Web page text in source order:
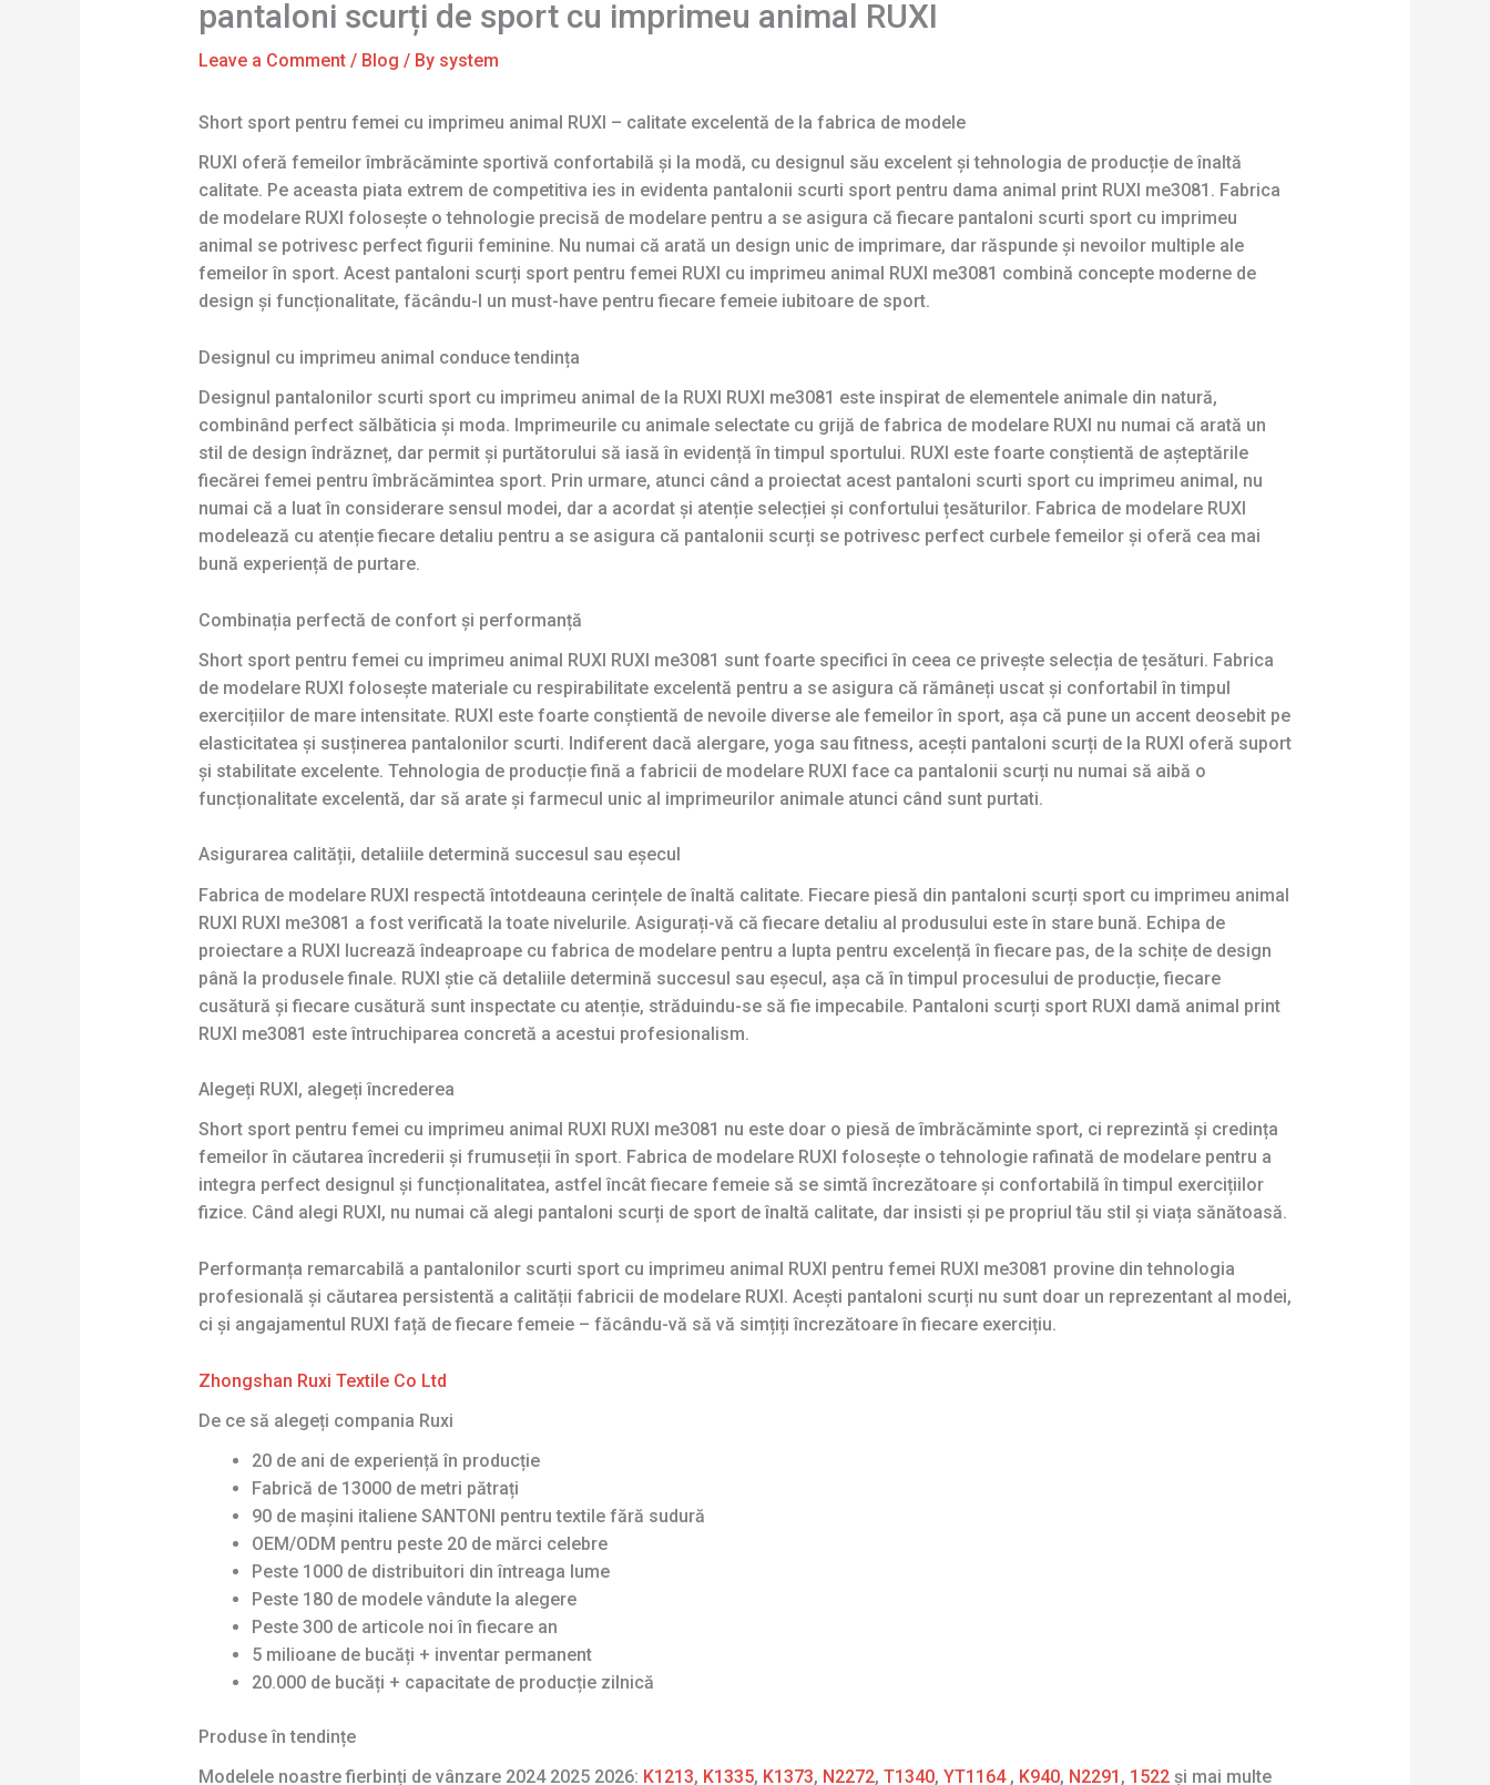
pantaloni scurți de sport cu imprimeu animal RUXI
Leave a Comment / Blog / By system
Short sport pentru femei cu imprimeu animal RUXI – calitate excelentă de la fabrica de modele
RUXI oferă femeilor îmbrăcăminte sportivă confortabilă și la modă, cu designul său excelent și tehnologia de producție de înaltă
calitate. Pe aceasta piata extrem de competitiva ies in evidenta pantalonii scurti sport pentru dama animal print RUXI me3081. Fabrica
de modelare RUXI folosește o tehnologie precisă de modelare pentru a se asigura că fiecare pantaloni scurti sport cu imprimeu
animal se potrivesc perfect figurii feminine. Nu numai că arată un design unic de imprimare, dar răspunde și nevoilor multiple ale
femeilor în sport. Acest pantaloni scurți sport pentru femei RUXI cu imprimeu animal RUXI me3081 combină concepte moderne de
design și funcționalitate, făcându-l un must-have pentru fiecare femeie iubitoare de sport.
Designul cu imprimeu animal conduce tendința
Designul pantalonilor scurti sport cu imprimeu animal de la RUXI RUXI me3081 este inspirat de elementele animale din natură,
combinând perfect sălbăticia și moda. Imprimeurile cu animale selectate cu grijă de fabrica de modelare RUXI nu numai că arată un
stil de design îndrăzneț, dar permit și purtătorului să iasă în evidență în timpul sportului. RUXI este foarte conștientă de așteptările
fiecărei femei pentru îmbrăcămintea sport. Prin urmare, atunci când a proiectat acest pantaloni scurti sport cu imprimeu animal, nu
numai că a luat în considerare sensul modei, dar a acordat și atenție selecției și confortului țesăturilor. Fabrica de modelare RUXI
modelează cu atenție fiecare detaliu pentru a se asigura că pantalonii scurți se potrivesc perfect curbele femeilor și oferă cea mai
bună experiență de purtare.
Combinația perfectă de confort și performanță
Short sport pentru femei cu imprimeu animal RUXI RUXI me3081 sunt foarte specifici în ceea ce privește selecția de țesături. Fabrica
de modelare RUXI folosește materiale cu respirabilitate excelentă pentru a se asigura că rămâneți uscat și confortabil în timpul
exercițiilor de mare intensitate. RUXI este foarte conștientă de nevoile diverse ale femeilor în sport, așa că pune un accent deosebit pe
elasticitatea și susținerea pantalonilor scurti. Indiferent dacă alergare, yoga sau fitness, acești pantaloni scurți de la RUXI oferă suport
și stabilitate excelente. Tehnologia de producție fină a fabricii de modelare RUXI face ca pantalonii scurți nu numai să aibă o
funcționalitate excelentă, dar să arate și farmecul unic al imprimeurilor animale atunci când sunt purtati.
Asigurarea calității, detaliile determină succesul sau eșecul
Fabrica de modelare RUXI respectă întotdeauna cerințele de înaltă calitate. Fiecare piesă din pantaloni scurți sport cu imprimeu animal
RUXI RUXI me3081 a fost verificată la toate nivelurile. Asigurați-vă că fiecare detaliu al produsului este în stare bună. Echipa de
proiectare a RUXI lucrează îndeaproape cu fabrica de modelare pentru a lupta pentru excelență în fiecare pas, de la schițe de design
până la produsele finale. RUXI știe că detaliile determină succesul sau eșecul, așa că în timpul procesului de producție, fiecare
cusătură și fiecare cusătură sunt inspectate cu atenție, străduindu-se să fie impecabile. Pantaloni scurți sport RUXI damă animal print
RUXI me3081 este întruchiparea concretă a acestui profesionalism.
Alegeți RUXI, alegeți încrederea
Short sport pentru femei cu imprimeu animal RUXI RUXI me3081 nu este doar o piesă de îmbrăcăminte sport, ci reprezintă și credința
femeilor în căutarea încrederii și frumuseții în sport. Fabrica de modelare RUXI folosește o tehnologie rafinată de modelare pentru a
integra perfect designul și funcționalitatea, astfel încât fiecare femeie să se simtă încrezătoare și confortabilă în timpul exercițiilor
fizice. Când alegi RUXI, nu numai că alegi pantaloni scurți de sport de înaltă calitate, dar insisti și pe propriul tău stil și viața sănătoasă.
Performanța remarcabilă a pantalonilor scurti sport cu imprimeu animal RUXI pentru femei RUXI me3081 provine din tehnologia
profesională și căutarea persistentă a calității fabricii de modelare RUXI. Acești pantaloni scurți nu sunt doar un reprezentant al modei,
ci și angajamentul RUXI față de fiecare femeie – făcându-vă să vă simțiți încrezătoare în fiecare exercițiu.
Zhongshan Ruxi Textile Co Ltd
De ce să alegeți compania Ruxi
20 de ani de experiență în producție
Fabrică de 13000 de metri pătrați
90 de mașini italiene SANTONI pentru textile fără sudură
OEM/ODM pentru peste 20 de mărci celebre
Peste 1000 de distribuitori din întreaga lume
Peste 180 de modele vândute la alegere
Peste 300 de articole noi în fiecare an
5 milioane de bucăți + inventar permanent
20.000 de bucăți + capacitate de producție zilnică
Produse în tendințe
Modelele noastre fierbinți de vânzare 2024 2025 2026: K1213, K1335, K1373, N2272, T1340, YT1164, K940, N2291 , 1522 și mai multe